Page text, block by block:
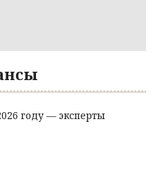
году — эксперты